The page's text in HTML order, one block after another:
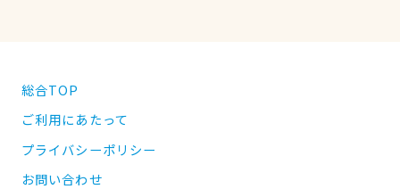
総合TOP
ご利用にあたって
プライバシーポリシー
お問い合わせ